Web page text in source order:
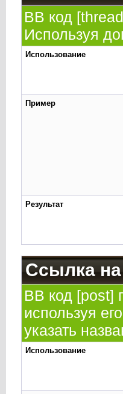
BB код
Используя
Использование
Пример
Результат
Ссылка
BB код [post]
используя
указать
Использование